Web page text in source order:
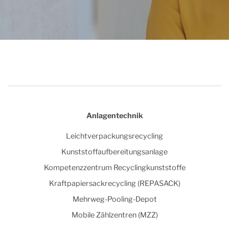
Anlagentechnik
Leichtverpackungsrecycling
Kunststoffaufbereitungsanlage
Kompetenzzentrum Recyclingkunststoffe
Kraftpapiersackrecycling (REPASACK)
Mehrweg-Pooling-Depot
Mobile Zählzentren (MZZ)